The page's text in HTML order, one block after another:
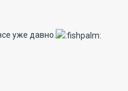
уже давно.